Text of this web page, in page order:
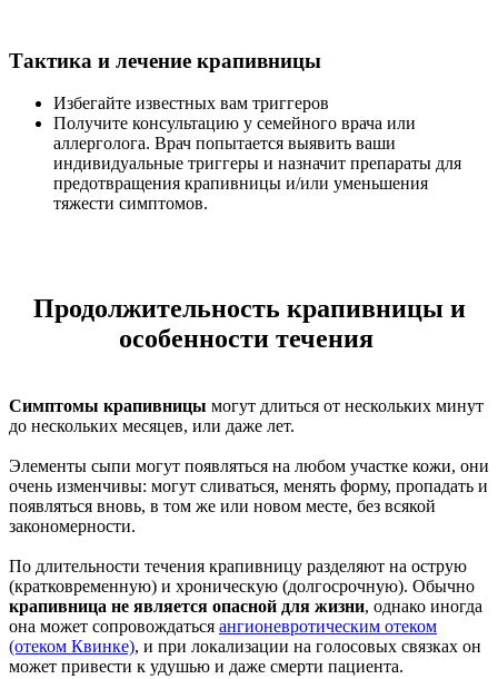
Тактика и лечение крапивницы
Избегайте известных вам триггеров
Получите консультацию у семейного врача или
аллерголога. Врач попытается выявить ваши
индивидуальные триггеры и назначит препараты для
предотвращения крапивницы и/или уменьшения
тяжести симптомов.
Продолжительность крапивницы и
особенности течения
Симптомы крапивницы могут длиться от нескольких минут
до нескольких месяцев, или даже лет.
Элементы сыпи могут появляться на любом участке кожи, они
очень изменчивы: могут сливаться, менять форму, пропадать и
появляться вновь, в том же или новом месте, без всякой
закономерности.
По длительности течения крапивницу разделяют на острую
(кратковременную) и хроническую (долгосрочную). Обычно
крапивница не является опасной для жизни, однако иногда
она может сопровождаться ангионевротическим отеком
(отеком Квинке), и при локализации на голосовых связках он
может привести к удушью и даже смерти пациента.